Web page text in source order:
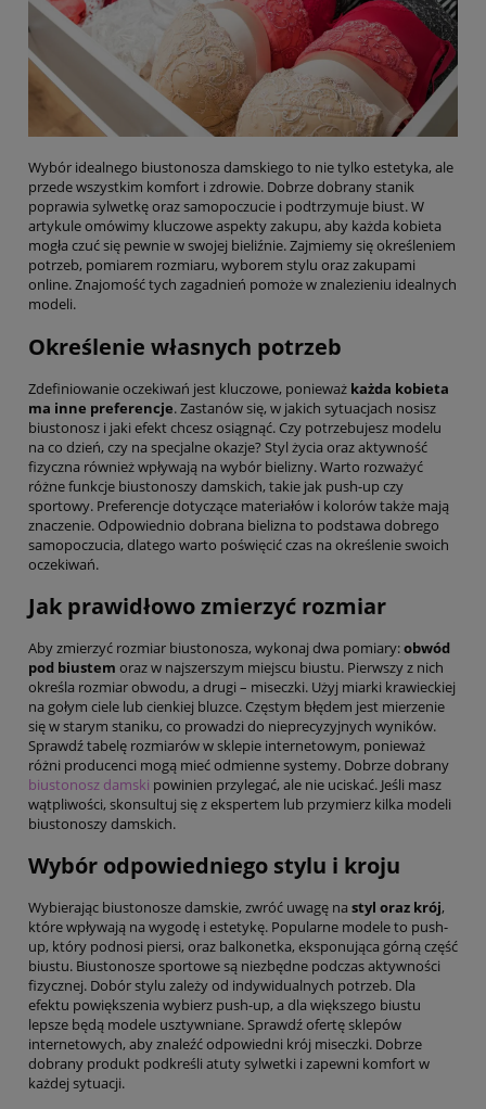
Wybór idealnego biustonosza damskiego to nie tylko estetyka, ale
przede wszystkim komfort i zdrowie. Dobrze dobrany stanik
poprawia sylwetkę oraz samopoczucie i podtrzymuje biust. W
artykule omówimy kluczowe aspekty zakupu, aby każda kobieta
mogła czuć się pewnie w swojej bieliźnie. Zajmiemy się określeniem
potrzeb, pomiarem rozmiaru, wyborem stylu oraz zakupami
online. Znajomość tych zagadnień pomoże w znalezieniu idealnych
modeli.
Określenie własnych potrzeb
Zdefiniowanie oczekiwań jest kluczowe, ponieważ każda kobieta
ma inne preferencje. Zastanów się, w jakich sytuacjach nosisz
biustonosz i jaki efekt chcesz osiągnąć. Czy potrzebujesz modelu
na co dzień, czy na specjalne okazje? Styl życia oraz aktywność
fizyczna również wpływają na wybór bielizny. Warto rozważyć
różne funkcje biustonoszy damskich, takie jak push-up czy
sportowy. Preferencje dotyczące materiałów i kolorów także mają
znaczenie. Odpowiednio dobrana bielizna to podstawa dobrego
samopoczucia, dlatego warto poświęcić czas na określenie swoich
oczekiwań.
Jak prawidłowo zmierzyć rozmiar
Aby zmierzyć rozmiar biustonosza, wykonaj dwa pomiary:obwód
pod biustem oraz w najszerszym miejscu biustu. Pierwszy z nich
określa rozmiar obwodu, a drugi – miseczki. Użyj miarki krawieckiej
na gołym ciele lub cienkiej bluzce. Częstym błędem jest mierzenie
się w starym staniku, co prowadzi do nieprecyzyjnych wyników.
Sprawdź tabelę rozmiarów w sklepie internetowym, ponieważ
różni producenci mogą mieć odmienne systemy. Dobrze dobrany
biustonosz damski powinien przylegać, ale nie uciskać. Jeśli masz
wątpliwości, skonsultuj się z ekspertem lub przymierz kilka modeli
biustonoszy damskich.
Wybór odpowiedniego stylu i kroju
Wybierając biustonosze damskie, zwróć uwagę na styl oraz krój,
które wpływają na wygodę i estetykę. Popularne modele to push-
up, który podnosi piersi, oraz balkonetka, eksponująca górną część
biustu. Biustonosze sportowe są niezbędne podczas aktywności
fizycznej. Dobór stylu zależy od indywidualnych potrzeb. Dla
efektu powiększenia wybierz push-up, a dla większego biustu
lepsze będą modele usztywniane. Sprawdź ofertę sklepów
internetowych, aby znaleźć odpowiedni krój miseczki. Dobrze
dobrany produkt podkreśli atuty sylwetki i zapewni komfort w
każdej sytuacji.